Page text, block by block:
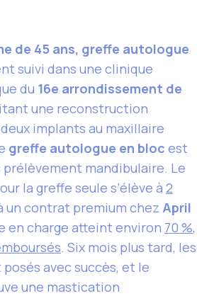
de 45 ans, greffe autologue
suivi dans une clinique
du 16e arrondissement de
une reconstruction
implants au maxillaire
greffe autologue en bloc est
prélèvement mandibulaire. Le
la greffe seule s’élève à 2
un contrat premium chez April
en charge atteint environ 70 %,
. Six mois plus tard, les
avec succès, et le
une mastication